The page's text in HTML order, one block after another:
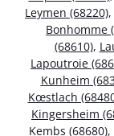
Leymen (68220),
Bonhomme
(68610),
Lapoutroie
Kunheim
Kœstlach
Kingersheim
Kembs (68680),